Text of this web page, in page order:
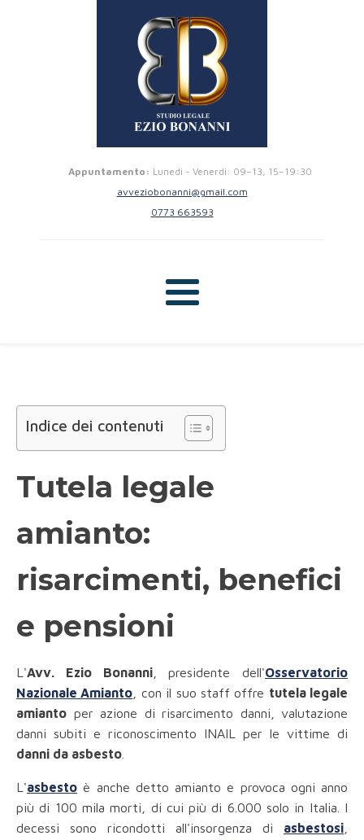
Appuntamento: Lunedi - Venerdi: 09–13, 15–19:30
avveziobonanni@gmail.com
0773 663593
Indice dei contenuti
Tutela legale
amianto:
risarcimenti, benefici
e pensioni
L'Avv. Ezio Bonanni, presidente dell'Osservatorio
Nazionale Amianto , con il suo staff offre tutela legale
amianto per azione di risarcimento danni, valutazione
danni subiti e riconoscimento INAIL per le vittime di
danni da asbesto
L'asbesto è anche detto amianto e provoca ogni anno
più di 100 mila morti, di cui più di 6.000 solo in Italia. I
decessi sono ricondotti all'insorgenza di asbestosi